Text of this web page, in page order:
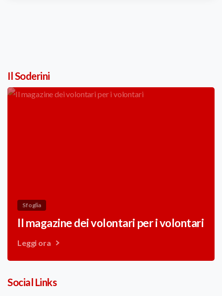
Il Soderini
Sfoglia
Il magazine dei volontari per i volontari
Leggi ora
Social Links